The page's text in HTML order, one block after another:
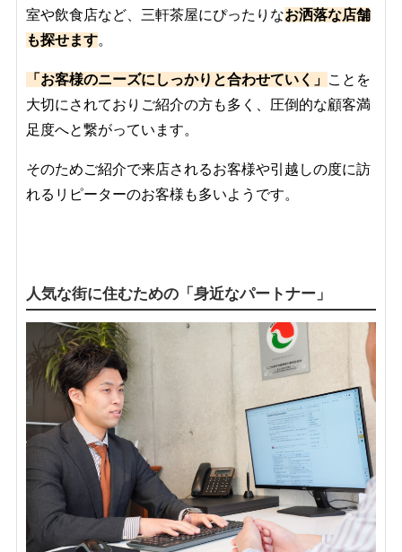
室や飲食店など、三軒茶屋にぴったりなお洒落な店舗
も探せます。
「お客様のニーズにしっかりと合わせていく」 ことを
大切にされておりご紹介の方も多く、圧倒的な顧客満
足度へと繋がっています。
そのためご紹介で来店されるお客様や引越しの度に訪
れるリピーターのお客様も多いようです。
人気な街に住むための「身近なパートナー」